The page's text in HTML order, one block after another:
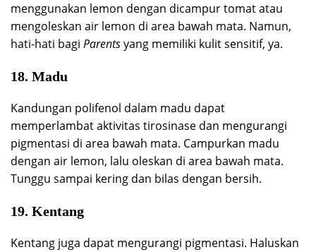
menggunakan lemon dengan dicampur tomat atau
mengoleskan air lemon di area bawah mata. Namun,
hati-hati bagi Parentsyang memiliki kulit sensitif, ya.
18. Madu
Kandungan polifenol dalam madu dapat
memperlambat aktivitas tirosinase dan mengurangi
pigmentasi di area bawah mata. Campurkan madu
dengan air lemon, lalu oleskan di area bawah mata.
Tunggu sampai kering dan bilas dengan bersih.
19. Kentang
Kentang juga dapat mengurangi pigmentasi. Haluskan